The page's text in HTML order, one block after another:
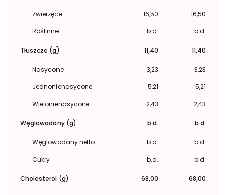
Zwierzęce 16,50
16,50
Roślinne
b.d. b.d.
Tłuszcze (g) 11,40 11,40
Nasycone 3,23
3,23
Jednonienasycone
5,21
5,21
Wielonienasycone
2,43 2,43
Węglowodany (g) b.d. b.d.
Węglowodany netto b.d.
b.d.
Cukry
b.d. b.d.
Cholesterol (g) 68,00 68,00